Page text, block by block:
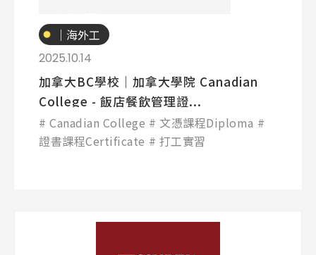
｜海外工
讀
2025.10.14
加拿大BC學校│加拿大學院 Canadian
College - 飯店餐飲管理證...
Canadian College
文憑課程Diploma
證書課程Certificate
打工實習